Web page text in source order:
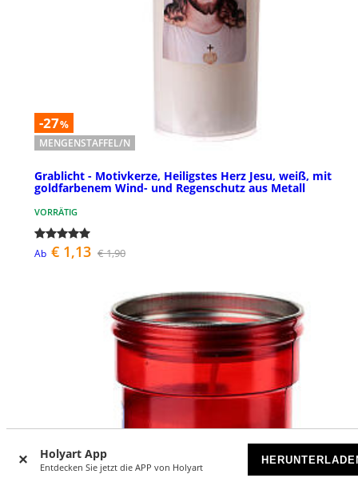
Holyart App
Entdecken Sie jetzt die APP von Holyart
-27%
MENGENSTAFFEL/N
Grablicht - Motivkerze, Heiligstes Herz Jesu, weiß, mit
goldfarbenem Wind- und Regenschutz aus Metall
VORRÄTIG
Ab € 1,13 € 1,90